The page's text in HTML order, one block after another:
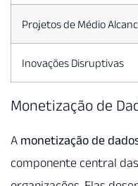
Projetos de Médio
Inovações Disruptivas
Monetização de
A monetização de
componente central